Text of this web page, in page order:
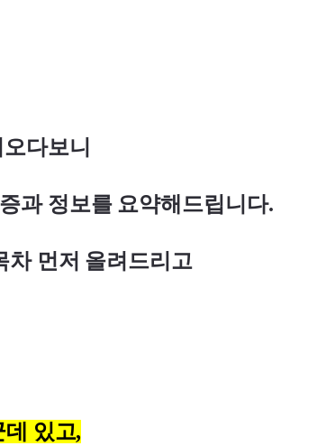
다보니
과 정보를 요약해드립니다.
차 먼저 올려드리고
있고,